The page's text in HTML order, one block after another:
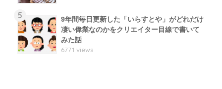
5
9年間毎日更新した「いらすとや」がどれだけ
凄い偉業なのかをクリエイター目線で書いて
みた話
6771 views